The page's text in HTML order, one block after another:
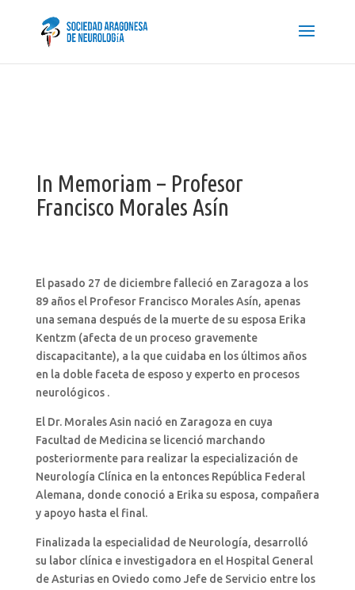
In Memoriam – Profesor
Francisco Morales Asín
El pasado 27 de diciembre falleció en Zaragoza a los
89 años el Profesor Francisco Morales Asín, apenas
una semana después de la muerte de su esposa Erika
Kentzm (afecta de un proceso gravemente
discapacitante), a la que cuidaba en los últimos años
en la doble faceta de esposo y experto en procesos
neurológicos .
El Dr. Morales Asin nació en Zaragoza en cuya
Facultad de Medicina se licenció marchando
posteriormente para realizar la especialización de
Neurología Clínica en la entonces República Federal
Alemana, donde conoció a Erika su esposa, compañera
y apoyo hasta el final.
Finalizada la especialidad de Neurología, desarrolló
su labor clínica e investigadora en el Hospital General
de Asturias en Oviedo como Jefe de Servicio entre los